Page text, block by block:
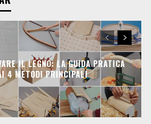
IL LEGNO: LA GUIDA PRATICA
4 METODI PRINCIPALI